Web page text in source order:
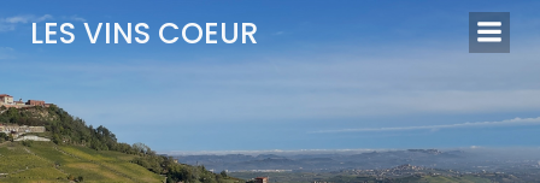
Aller
au
contenu
LES VINS COEUR